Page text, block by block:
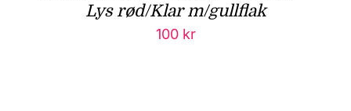
Lys rød/Klar m/gullflak
100 kr